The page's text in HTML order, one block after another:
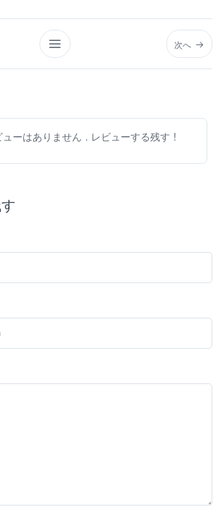
次へ
ューはありません . レビューする残す !